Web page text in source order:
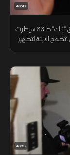
43:47
"زاك" طاقة سيطرت
الابنة لتطهير
43:15